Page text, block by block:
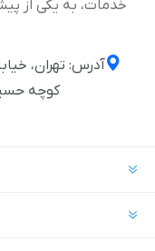
خدمات، به یکی از
آدرس: تهران،
کوچه حسین